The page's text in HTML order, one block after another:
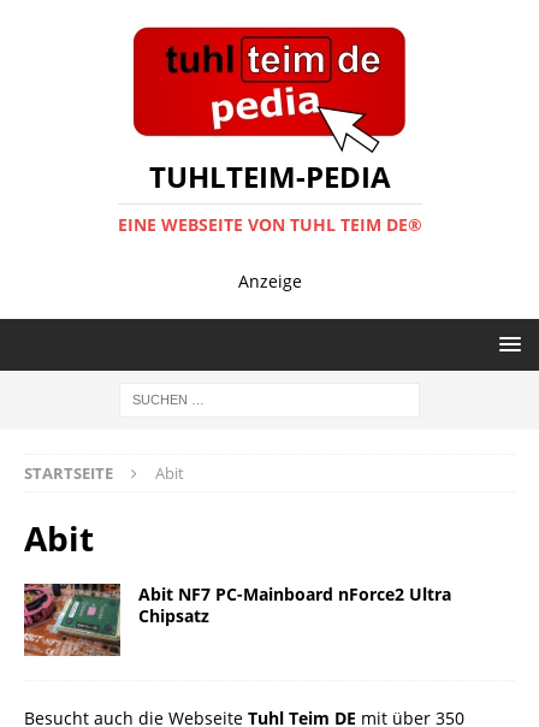
TUHLTEIM-PEDIA
EINE WEBSEITE VON TUHL TEIM DE®
Anzeige
STARTSEITE Abit
Abit
Abit NF7 PC-Mainboard nForce2 Ultra
Chipsatz
Besucht auch die Webseite Tuhl Teim DE mit über 350